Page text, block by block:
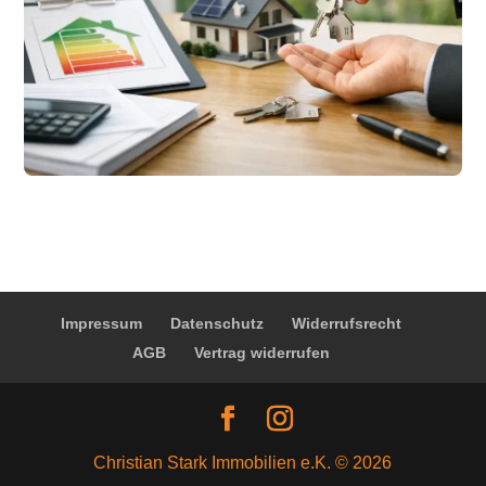
Impressum Datenschutz
Widerrufsrecht
AGB
Vertrag widerrufen
Christian Stark Immobilien e.K. © 2026